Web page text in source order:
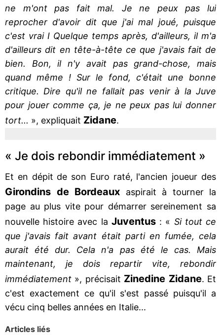
ne m'ont pas fait mal. Je ne peux pas lui
reprocher d'avoir dit que j'ai mal joué, puisque
c'est vrai I Quelque temps après, d'ailleurs, il m'a
d'ailleurs dit en tête-à-tête ce que j'avais fait de
bien. Bon, il n'y avait pas grand-chose, mais
quand même ! Sur le fond, c'était une bonne
critique. Dire qu'il ne fallait pas venir à la Juve
pour jouer comme ça, je ne peux pas lui donner
tort... », expliquait Zidane.
« Je dois rebondir immédiatement »
Et en dépit de son Euro raté, l'ancien joueur des
Girondins de Bordeaux
aspirait à tourner la
page au plus vite pour démarrer sereinement sa
nouvelle histoire avec la Juventus: « Si tout ce
que j'avais fait avant était parti en fumée, cela
aurait été dur. Cela n'a pas été le cas. Mais
maintenant, je dois repartir vite, rebondir
immédiatement », précisait Zinedine Zidane. Et
c'est exactement ce qu'il s'est passé puisqu'il a
vécu cinq belles années en Italie...
Articles liés